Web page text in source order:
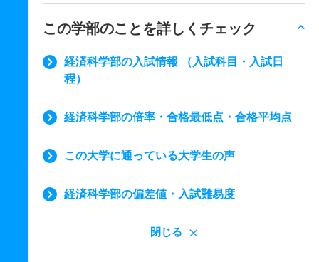
この学部のことを詳しくチェック
経済科学部の入試情報 （入試科目・入試日
程）
経済科学部の倍率・合格最低点・合格平均点
この大学に通っている大学生の声
経済科学部の偏差値・入試難易度
閉じる